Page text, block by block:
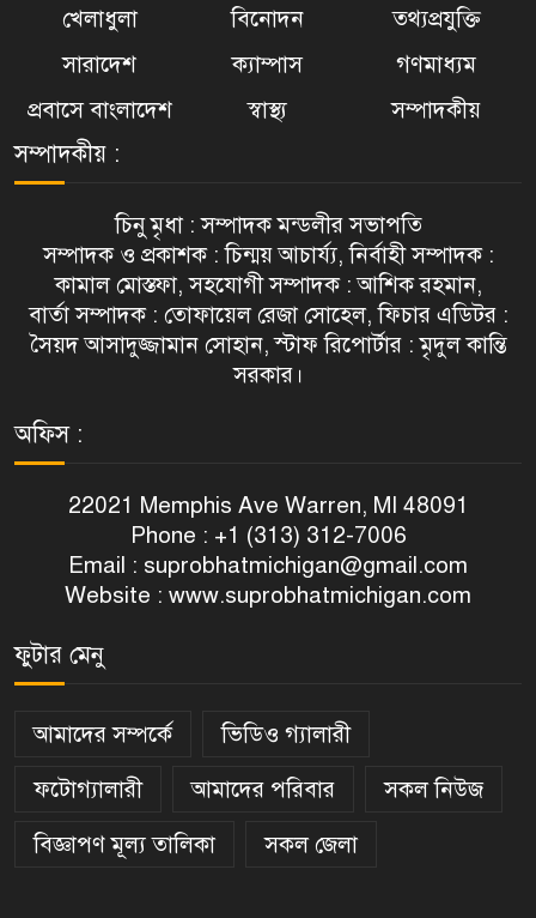
খেলাধুলা
বিনোদন
তথ্যপ্রযুক্তি
সারাদেশ
ক্যাম্পাস
গণমাধ্যম
প্রবাসে বাংলাদেশ
স্বাস্থ্য সম্পাদকীয়
সম্পাদকীয় :
চিনু মৃধা : সম্পাদক মন্ডলীর সভাপতি
সম্পাদক ও প্রকাশক : চিন্ময় আচার্য্য, নির্বাহী সম্পাদক :
কামাল মোস্তফা, সহযোগী সম্পাদক : আশিক রহমান,
বার্তা সম্পাদক : তোফায়েল রেজা সোহেল, ফিচার এডিটর :
সৈয়দ আসাদুজ্জামান সোহান, স্টাফ রিপোর্টার : মৃদুল কান্তি
সরকার।
অফিস :
22021 Memphis Ave Warren, MI 48091
Phone : +1 (313) 312-7006
Email : suprobhatmichigan@gmail.com
Website : www.suprobhatmichigan.com
ফুটার মেনু
আমাদের সম্পর্কে
ভিডিও গ্যালারী
ফটোগ্যালারী
আমাদের পরিবার
সকল নিউজ
বিজ্ঞাপণ মূল্য তালিকা
সকল জেলা